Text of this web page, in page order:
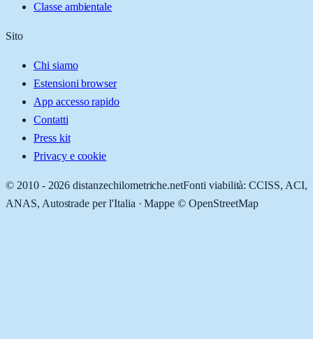
Classe ambientale
Sito
Chi siamo
Estensioni browser
App accesso rapido
Contatti
Press kit
Privacy e cookie
© 2010 - 2026 distanzechilometriche.netFonti viabilità: CCISS, ACI,
ANAS, Autostrade per l'Italia · Mappe © OpenStreetMap